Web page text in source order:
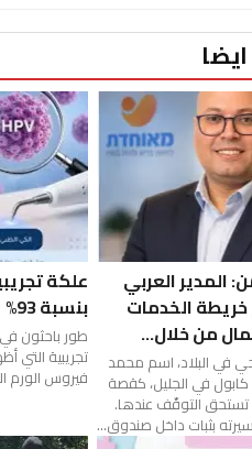
المدير العربي
الخدمات
من خلال...
في البلاد، اسم محمد
في الجليل، كقصة
تستحق التوقّف عندها.
بثبات داخل صندوق...
بنسبة 93%
طور باحثون
تجريبية
فيروس الورم